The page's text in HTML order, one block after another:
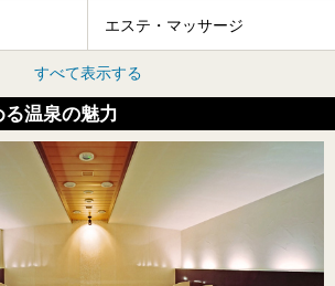
エステ・マッサージ
すべて表示する
温泉の魅力